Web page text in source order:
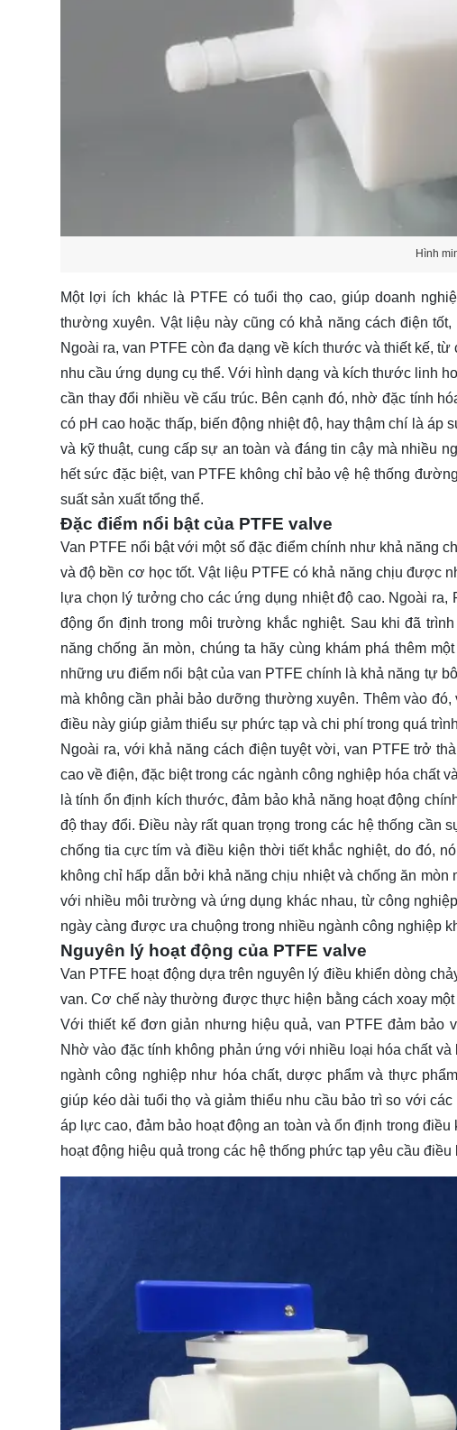
Hình
Một lợi ích khác là PTFE có tuổi thọ cao, giúp doanh
thường xuyên. Vật liệu này cũng có khả năng cách điện
Ngoài ra, van PTFE còn đa dạng về kích thước và thiết kế,
nhu cầu ứng dụng cụ thể. Với hình dạng và kích thước linh
cần thay đổi nhiều về cấu trúc. Bên cạnh đó, nhờ đặc tính
có pH cao hoặc thấp, biến động nhiệt độ, hay thậm chí là áp
và kỹ thuật, cung cấp sự an toàn và đáng tin cậy mà nhiều
hết sức đặc biệt, van PTFE không chỉ bảo vệ hệ thống
suất sản xuất tổng thể.
Đặc điểm nổi bật của PTFE valve
Van PTFE nổi bật với một số đặc điểm chính như khả năng
và độ bền cơ học tốt. Vật liệu PTFE có khả năng chịu được
lựa chọn lý tưởng cho các ứng dụng nhiệt độ cao. Ngoài
động ổn định trong môi trường khắc nghiệt. Sau khi đã
năng chống ăn mòn, chúng ta hãy cùng khám phá thêm
những ưu điểm nổi bật của van PTFE chính là khả năng tự
mà không cần phải bảo dưỡng thường xuyên. Thêm vào
điều này giúp giảm thiểu sự phức tạp và chi phí trong quá
Ngoài ra, với khả năng cách điện tuyệt vời, van PTFE trở
cao về điện, đặc biệt trong các ngành công nghiệp hóa chất
là tính ổn định kích thước, đảm bảo khả năng hoạt động
độ thay đổi. Điều này rất quan trọng trong các hệ thống cần
chống tia cực tím và điều kiện thời tiết khắc nghiệt, do đó,
không chỉ hấp dẫn bởi khả năng chịu nhiệt và chống ăn
với nhiều môi trường và ứng dụng khác nhau, từ công
ngày càng được ưa chuộng trong nhiều ngành công nghiệp
Nguyên lý hoạt động của PTFE valve
Van PTFE hoạt động dựa trên nguyên lý điều khiển dòng
van. Cơ chế này thường được thực hiện bằng cách xoay
Với thiết kế đơn giản nhưng hiệu quả, van PTFE đảm bảo
Nhờ vào đặc tính không phản ứng với nhiều loại hóa chất
ngành công nghiệp như hóa chất, dược phẩm và thực
giúp kéo dài tuổi thọ và giảm thiểu nhu cầu bảo trì so với
áp lực cao, đảm bảo hoạt động an toàn và ổn định trong
hoạt động hiệu quả trong các hệ thống phức tạp yêu cầu